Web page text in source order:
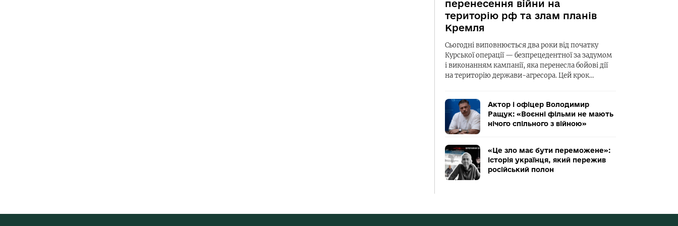
перенесення війни на
територію рф та злам планів
Кремля
Сьогодні виповнюється два роки від початку
Курської операції — безпрецедентної за задумом
і виконанням кампанії, яка перенесла бойові дії
на територію держави-агресора. Цей крок…
Актор і офіцер Володимир
Ращук: «Воєнні фільми не мають
нічого спільного з війною»
«Це зло має бути переможене»:
історія українця, який пережив
російський полон